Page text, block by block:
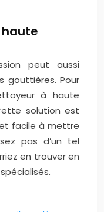
peut aussi
gouttières. Pour
à haute
solution est
et facile à mettre
pas d’un tel
en trouver en